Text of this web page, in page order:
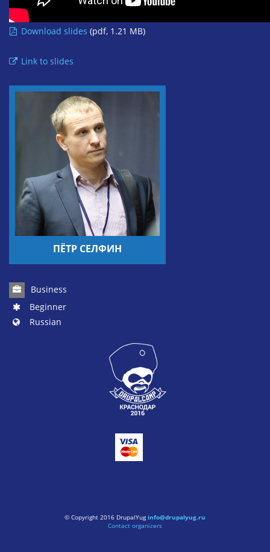
Download slides (pdf, 1.21 MB)
Link to slides
ПЁТР СЕЛФИН
Business
Beginner
Russian
© Copyright 2016 DrupalYuginfo@drupalyug.ru
Contact organizers